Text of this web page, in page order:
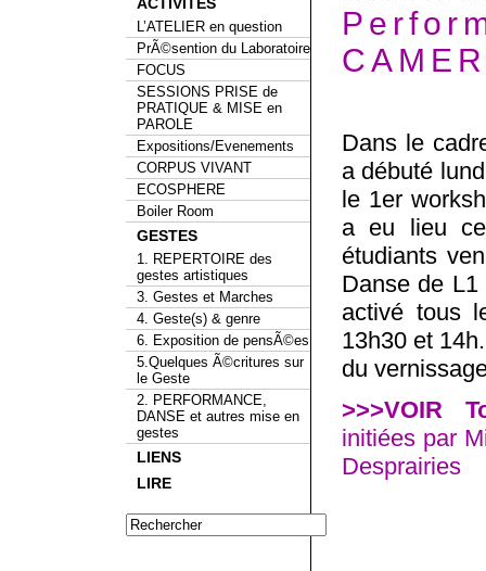
L’ATELIER en question
PrÃ©sention du Laboratoire
FOCUS
SESSIONS PRISE de
PRATIQUE & MISE en
PAROLE
Expositions/Evenements
CORPUS VIVANT
ECOSPHERE
Boiler Room
GESTES
1. REPERTOIRE des
gestes artistiques
3. Gestes et Marches
4. Geste(s) & genre
6. Exposition de pensÃ©es
5.Quelques Ã©critures sur
le Geste
2. PERFORMANCE,
DANSE et autres mise en
gestes
LIENS
LIRE
Dans le
a débuté
le 1er
a eu lieu
étudiants
Danse de
activé tous
13h30 et
du
>>>VOIR
initiées par
Desprairies